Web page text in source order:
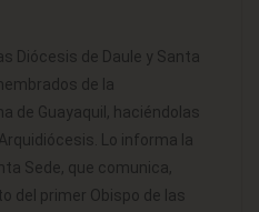
Diócesis de Daule y Santa
de la
de Guayaquil, haciéndolas
Lo informa la
Sede, que comunica,
del primer Obispo de las